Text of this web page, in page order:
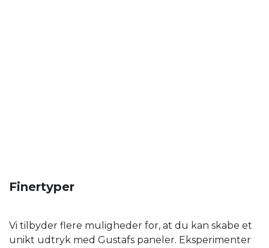
Finertyper
Vi tilbyder flere muligheder for, at du kan skabe et
unikt udtryk med Gustafs paneler. Eksperimenter